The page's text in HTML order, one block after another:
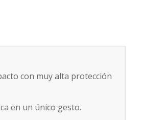
con muy alta protección
en un único gesto.